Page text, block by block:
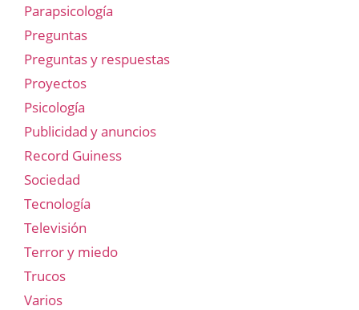
Parapsicología
Preguntas
Preguntas y respuestas
Proyectos
Psicología
Publicidad y anuncios
Record Guiness
Sociedad
Tecnología
Televisión
Terror y miedo
Trucos
Varios